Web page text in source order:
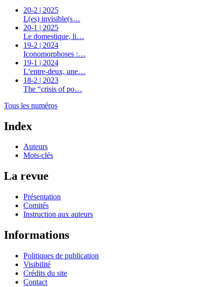
20-2 | 2025
L(es) invisible(s…
20-1 | 2025
Le domestique, li…
19-2 | 2024
Iconomorphoses :…
19-1 | 2024
L’entre-deux, une…
18-2 | 2023
The “crisis of po…
Tous les numéros
Index
Auteurs
Mots-clés
La revue
Présentation
Comités
Instruction aux auteurs
Informations
Politiques de publication
Visibilité
Crédits du site
Contact